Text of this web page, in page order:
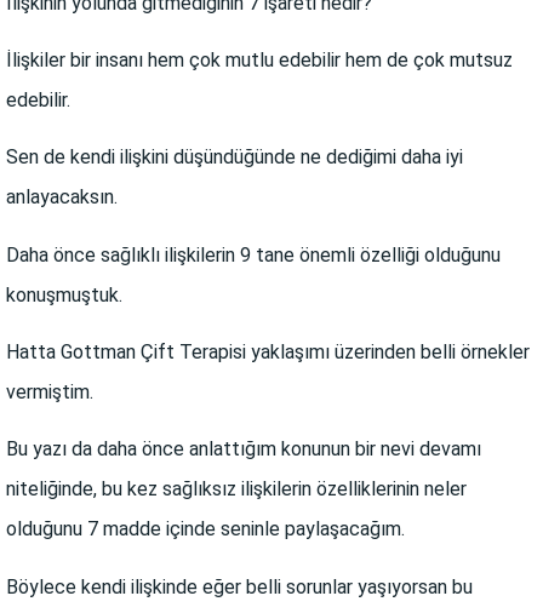
İlişkiler bir insanı hem çok mutlu edebilir hem de çok mutsuz
edebilir.
Sen de kendi ilişkini düşündüğünde ne dediğimi daha iyi
anlayacaksın.
Daha önce sağlıklı ilişkilerin 9 tane önemli özelliği olduğunu
konuşmuştuk.
Hatta Gottman Çift Terapisi yaklaşımı üzerinden belli örnekler
vermiştim.
Bu yazı da daha önce anlattığım konunun bir nevi devamı
niteliğinde, bu kez sağlıksız ilişkilerin özelliklerinin neler
olduğunu 7 madde içinde seninle paylaşacağım.
Böylece kendi ilişkinde eğer belli sorunlar yaşıyorsan bu